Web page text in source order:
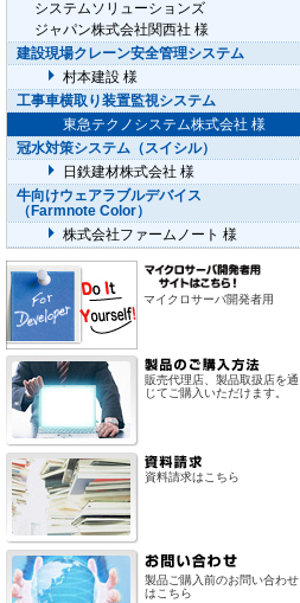
システムソリューションズ
ジャパン株式会社関西社 様
建設現場クレーン安全管理システム
村本建設 様
工事車横取り装置監視システム
東急テクノシステム株式会社 様
冠水対策システム（スイシル）
日鉄建材株式会社 様
牛向けウェアラブルデバイス
（Farmnote Color）
株式会社ファームノート 様
マイクロサーバ開発者用
販売代理店、製品取扱店を通
じてご購入いただけます。
資料請求はこちら
製品ご購入前のお問い合わせ
はこちら